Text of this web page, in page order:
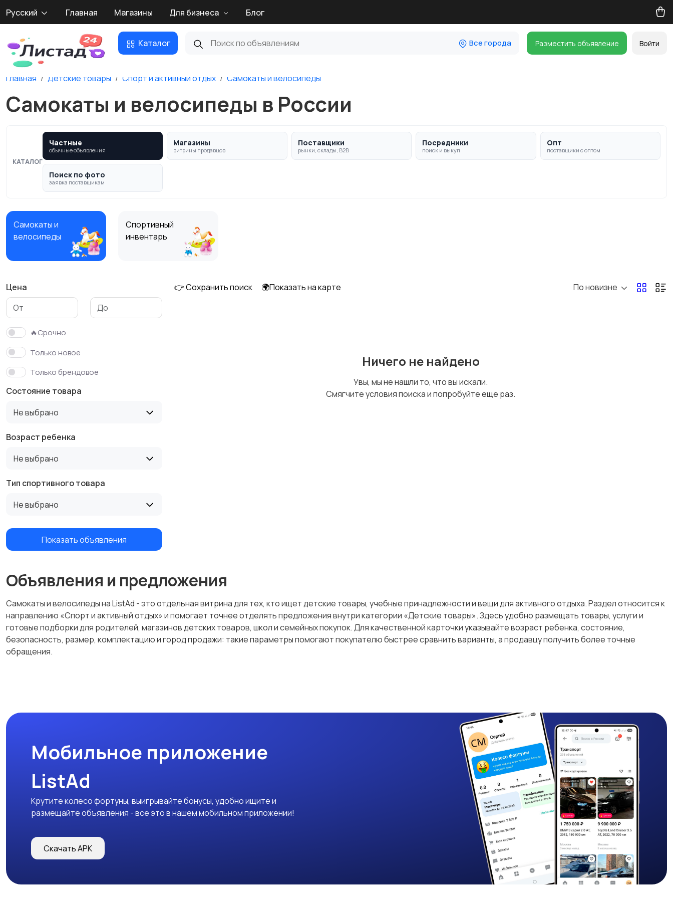
Русский Главная Магазины Для бизнеса Блог
Каталог Все города Разместить объявление Войти
Главная Детские товары Спорт и активный отдых Самокаты и велосипеды
Самокаты и велосипеды в России
КАТАЛОГ
Частные
обычные объявления
Магазины
витрины продавцов
Поставщики
рынки, склады, B2B
Посредники
поиск и выкуп
Опт
поставщики с оптом
Поиск по фото
заявка поставщикам
Самокаты и
велосипеды
Спортивный
инвентарь
Цена
🔥Срочно
Только новое
Только брендовое
Состояние товара
Не выбрано
Возраст ребенка
Не выбрано
Тип спортивного товара
Не выбрано
Показать объявления
👉 Сохранить поиск 🌍Показать на карте По новизне
Ничего не найдено
Увы, мы не нашли то, что вы искали.
Смягчите условия поиска и попробуйте еще раз.
Объявления и предложения
Самокаты и велосипеды на ListAd - это отдельная витрина для тех, кто ищет детские товары, учебные принадлежности и вещи для активного отдыха. Раздел относится к
направлению «Спорт и активный отдых» и помогает точнее отделять предложения внутри категории «Детские товары». Здесь удобно размещать товары, услуги и
готовые подборки для родителей, магазинов детских товаров, школ и семейных покупок. Для качественной карточки указывайте возраст ребенка, состояние,
безопасность, размер, комплектацию и город продажи: такие параметры помогают покупателю быстрее сравнить варианты, а продавцу получить более точные
обращения.
Мобильное приложение
ListAd
Крутите колесо фортуны, выигрывайте бонусы, удобно ищите и
размещайте объявления - все это в нашем мобильном приложении!
Скачать APK